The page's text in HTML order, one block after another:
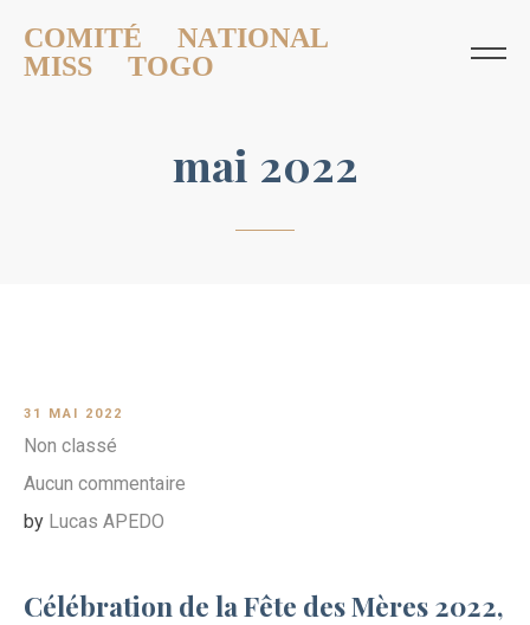
COMITÉ NATIONAL
MISS TOGO
mai 2022
31 MAI 2022
Non classé
Aucun commentaire
by Lucas APEDO
Célébration de la Fête des Mères 2022,